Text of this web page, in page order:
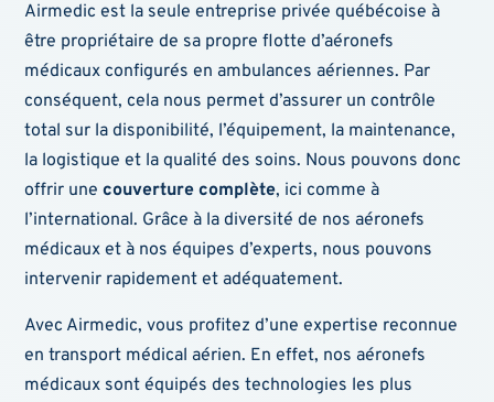
Airmedic est la seule entreprise privée québécoise à
être propriétaire de sa propre flotte d’aéronefs
médicaux configurés en ambulances aériennes. Par
conséquent, cela nous permet d’assurer un contrôle
total sur la disponibilité, l’équipement, la maintenance,
la logistique et la qualité des soins. Nous pouvons donc
offrir unecouverture complète, ici comme à
l’international. Grâce à la diversité de nos aéronefs
médicaux et à nos équipes d’experts, nous pouvons
intervenir rapidement et adéquatement.
Avec Airmedic, vous profitez d’une expertise reconnue
en transport médical aérien. En effet, nos aéronefs
médicaux sont équipés des technologies les plus